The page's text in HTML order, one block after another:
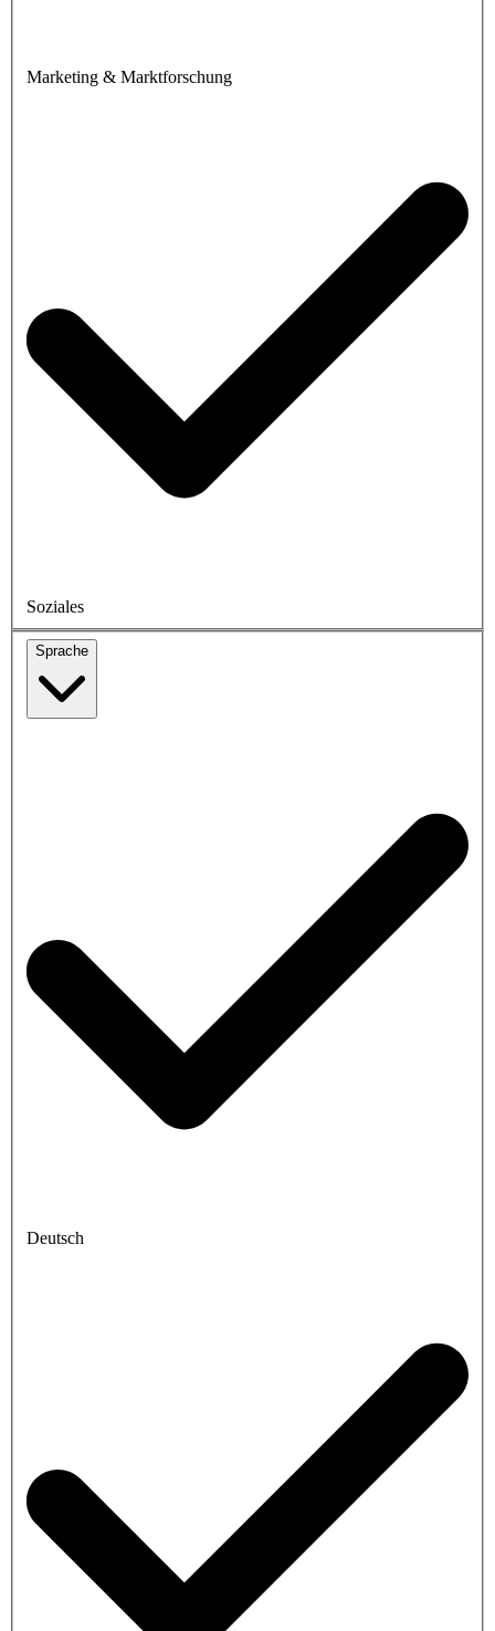
Marketing & Marktforschung
Soziales
Sprache
Deutsch